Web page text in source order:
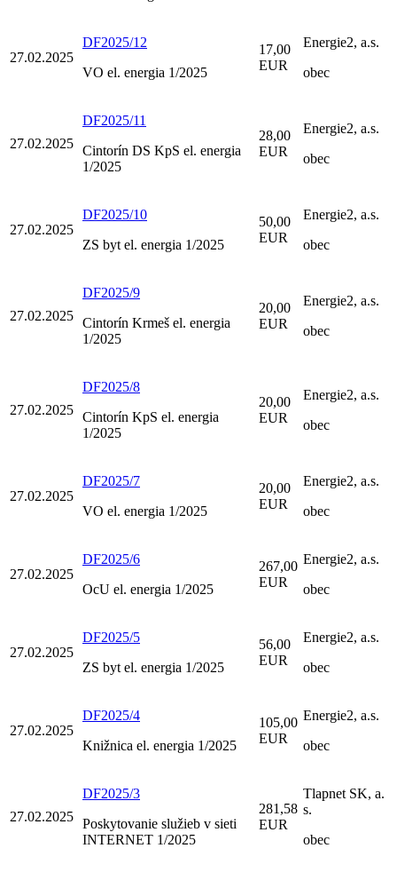
27.02.2025
DF2025/12
VO el. energia 1/2025
17,00
EUR
Energie2, a.s.
obec
27.02.2025
DF2025/11
Cintorín DS KpS el. energia
1/2025
28,00
EUR
Energie2, a.s.
obec
27.02.2025
DF2025/10
ZS byt el. energia 1/2025
50,00
EUR
Energie2, a.s.
obec
27.02.2025
DF2025/9
Cintorín Krmeš el. energia
1/2025
20,00
EUR
Energie2, a.s.
obec
27.02.2025
DF2025/8
Cintorín KpS el. energia
1/2025
20,00
EUR
Energie2, a.s.
obec
27.02.2025
DF2025/7
VO el. energia 1/2025
20,00
EUR
Energie2, a.s.
obec
27.02.2025
DF2025/6
OcU el. energia 1/2025
267,00
EUR
Energie2, a.s.
obec
27.02.2025
DF2025/5
ZS byt el. energia 1/2025
56,00
EUR
Energie2, a.s.
obec
27.02.2025
DF2025/4
Knižnica el. energia 1/2025
105,00
EUR
Energie2, a.s.
obec
27.02.2025
DF2025/3
Poskytovanie služieb v sieti
INTERNET 1/2025
281,58
EUR
Tlapnet SK, a.
s.
obec